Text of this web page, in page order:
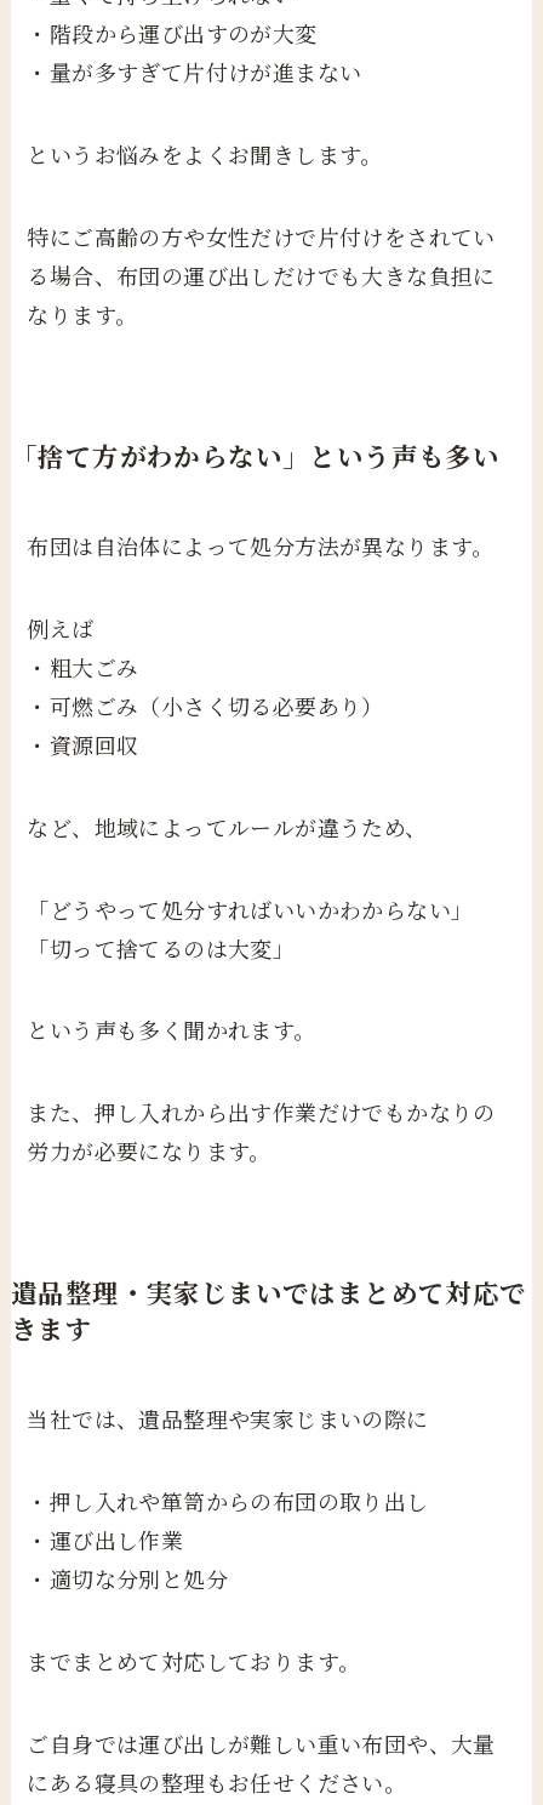
・階段から運び出すのが大変
・量が多すぎて片付けが進まない
というお悩みをよくお聞きします。
特にご高齢の方や女性だけで片付けをされてい
る場合、布団の運び出しだけでも大きな負担に
なります。
「捨て方がわからない」という声も多い
布団は自治体によって処分方法が異なります。
例えば
・粗大ごみ
・可燃ごみ（小さく切る必要あり）
・資源回収
など、地域によってルールが違うため、
「どうやって処分すればいいかわからない」
「切って捨てるのは大変」
という声も多く聞かれます。
また、押し入れから出す作業だけでもかなりの
労力が必要になります。
遺品整理・実家じまいではまとめて対応で
きます
当社では、遺品整理や実家じまいの際に
・押し入れや箪笥からの布団の取り出し
・運び出し作業
・適切な分別と処分
までまとめて対応しております。
ご自身では運び出しが難しい重い布団や、大量
にある寝具の整理もお任せください。